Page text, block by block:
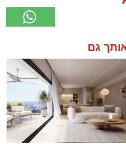
אותך גם